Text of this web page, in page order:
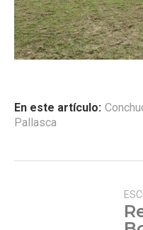
En este artículo:
Pallasca